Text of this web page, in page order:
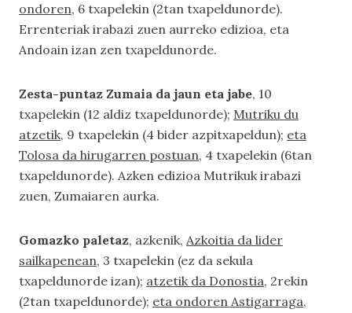
ondoren, 6 txapelekin (2tan txapeldunorde).
Errenteriak irabazi zuen aurreko edizioa, eta
Andoain izan zen txapeldunorde.
Zesta-puntaz Zumaia da jaun eta jabe, 10
txapelekin (12 aldiz txapeldunorde); Mutriku du
atzetik, 9 txapelekin (4 bider azpitxapeldun); eta
Tolosa da hirugarren postuan, 4 txapelekin (6tan
txapeldunorde). Azken edizioa Mutrikuk irabazi
zuen, Zumaiaren aurka.
Gomazko paletaz, azkenik, Azkoitia da lider
sailkapenean, 3 txapelekin (ez da sekula
txapeldunorde izan); atzetik da Donostia, 2rekin
(2tan txapeldunorde); eta ondoren Astigarraga,